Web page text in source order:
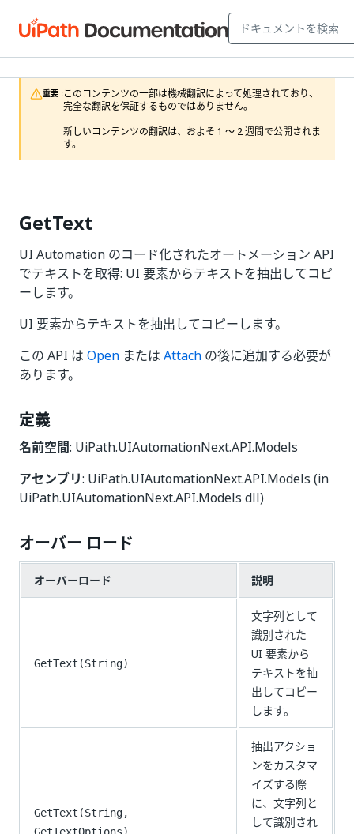
重要 :このコンテンツの一部は機械翻訳によって処理されており、
完全な翻訳を保証するものではありません。
新しいコンテンツの翻訳は、およそ 1 ～ 2 週間で公開されま
す。
GetText
UI Automation のコード化されたオートメーション API
でテキストを取得: UI 要素からテキストを抽出してコピ
ーします。
UI 要素からテキストを抽出してコピーします。
この API は Open または Attach の後に追加する必要が
あります。
定義
名前空間: UiPath.UIAutomationNext.API.Models
アセンブリ: UiPath.UIAutomationNext.API.Models (in
UiPath.UIAutomationNext.API.Models dll)
オーバー ロード
オーバーロード 説明
GetText(String)
文字列として
識別された
UI 要素から
テキストを抽
出してコピー
します。
GetText(String,
抽出アクショ
ンをカスタマ
イズする際
に、文字列と
して識別され